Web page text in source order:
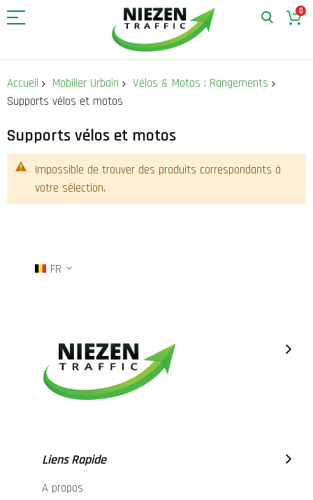
0
contenu
Accueil Mobilier Urbain
Vélos & Motos : Rangements
Supports vélos et motos
Supports vélos et motos
Impossible de trouver des produits correspondants à
votre sélection.
FR
Liens Rapide
A propos